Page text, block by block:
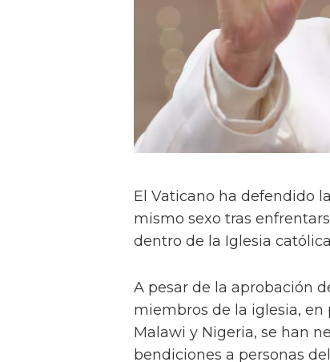
El Vaticano ha defendido
mismo sexo tras
dentro de la Iglesia
A pesar de la aprobación
miembros de la iglesia,
Malawi y Nigeria, se han
bendiciones a personas